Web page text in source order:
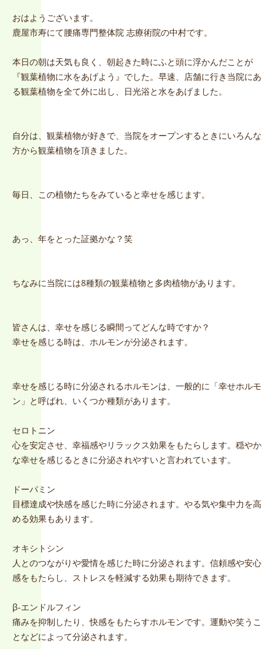
おはようございます。
鹿屋市寿にて腰痛専門整体院 志療術院の中村です。
本日の朝は天気も良く、朝起きた時にふと頭に浮かんだことが
『観葉植物に水をあげよう』でした。早速、店舗に行き当院にあ
る観葉植物を全て外に出し、日光浴と水をあげました。
自分は、観葉植物が好きで、当院をオープンするときにいろんな
方から観葉植物を頂きました。
毎日、この植物たちをみていると幸せを感じます。
あっ、年をとった証拠かな？笑
ちなみに当院には8種類の観葉植物と多肉植物があります。
皆さんは、幸せを感じる瞬間ってどんな時ですか？
幸せを感じる時は、ホルモンが分泌されます。
幸せを感じる時に分泌されるホルモンは、一般的に「幸せホルモ
ン」と呼ばれ、いくつか種類があります。
セロトニン
心を安定させ、幸福感やリラックス効果をもたらします。穏やか
な幸せを感じるときに分泌されやすいと言われています。
ドーパミン
目標達成や快感を感じた時に分泌されます。やる気や集中力を高
める効果もあります。
オキシトシン
人とのつながりや愛情を感じた時に分泌されます。信頼感や安心
感をもたらし、ストレスを軽減する効果も期待できます。
β-エンドルフィン
痛みを抑制したり、快感をもたらすホルモンです。運動や笑うこ
となどによって分泌されます。